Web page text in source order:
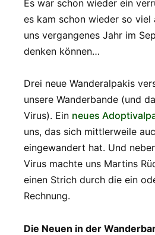
Es war schon wieder ein
es kam schon wieder so viel
uns vergangenes Jahr im
denken können…
Drei neue Wanderalpakis
unsere Wanderbande (und
Virus). Ein neues
uns, das sich mittlerweile
eingewandert hat. Und
Virus machte uns Martins
einen Strich durch die ein
Rechnung.
Die Neuen in der